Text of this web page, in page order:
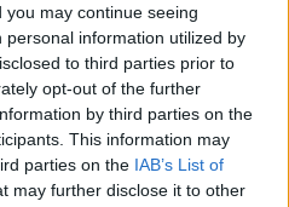
may continue seeing
information utilized by
to third parties prior to
opt-out of the further
by third parties on the
This information may
parties on the IAB’s List of
may further disclose it to other
πληροφορία είναι
ότι τα διάφορα
τις επόμενες
που θα προλάβουν τους
που ξύπνησε «μαύρες»
της Ρωσίας.